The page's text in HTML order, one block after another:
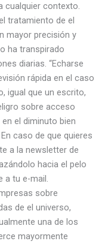
cualquier contexto.
tratamiento de el
mayor precisión y
ha transpirado
diarias. “Echarse
rápida en el caso
igual que un escrito,
sobre acceso
el diminuto bien
caso de que quieres
a la newsletter de
hacia el pelo
a tu e-mail.
sobre
de el universo,
una de los
mayormente